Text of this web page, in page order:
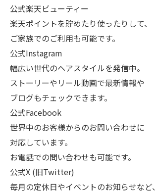
公式楽天ビューティー
楽天ポイントを貯めたり使ったりして、
ご家族でのご利用も可能です。
公式Instagram
幅広い世代のヘアスタイルを発信中。
ストーリーやリール動画で最新情報や
ブログもチェックできます。
公式Facebook
世界中のお客様からのお問い合わせに
対応しています。
お電話での問い合わせも可能です。
公式X (旧Twitter)
毎月の定休日やイベントのお知らせなど、